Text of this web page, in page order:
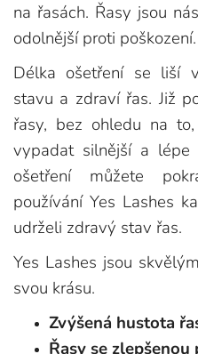
na řasách. Řasy jsou
odolnější proti poškození.
Délka ošetření se liší
stavu a zdraví řas. Již
řasy, bez ohledu na
vypadat silnější a lépe
ošetření můžete
používání Yes Lashes
udrželi zdravý stav řas.
Yes Lashes jsou
svou krásu.
Zvýšená hustota
Řasy se